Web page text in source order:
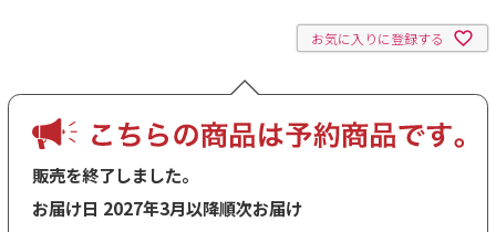
お気に入りに登録する
販売を終了しました。
お届け日 2027年3月以降順次お届け